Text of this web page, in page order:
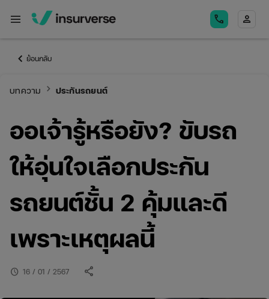
menu call person
keyboard_arrow_left ย้อนกลับ
บทความ keyboard_arrow_right ประกันรถยนต์
ออเจ้ารู้หรือยัง? ขับรถ
ให้อุ่นใจเลือกประกัน
รถยนต์ชั้น 2 คุ้มและดี
เพราะเหตุผลนี้
schedule 16 / 01 / 2567 share